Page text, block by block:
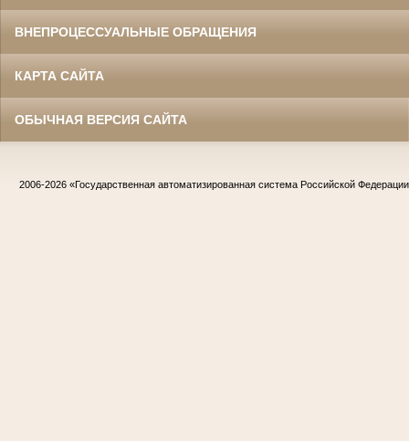
ВНЕПРОЦЕССУАЛЬНЫЕ ОБРАЩЕНИЯ
КАРТА САЙТА
ОБЫЧНАЯ ВЕРСИЯ САЙТА
2006-2026 «Государственная автоматизированная система Российской